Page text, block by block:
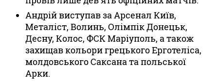
Андрій виступав за Арсенал Київ,
Металіст, Волинь, Олімпік Донецьк,
Десну, Колос, ФСК Маріуполь, а також
захищав кольори грецького Ерготеліса,
молдовського Саксана та польської
Арки.